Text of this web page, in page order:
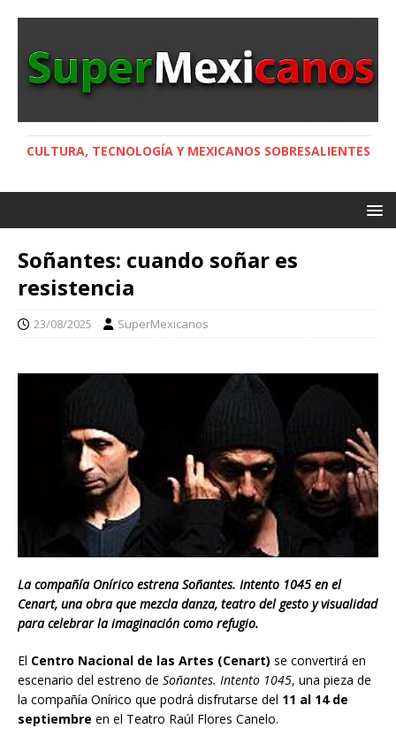
CULTURA, TECNOLOGÍA Y MEXICANOS SOBRESALIENTES
Soñantes: cuando soñar es
resistencia
23/08/2025 SuperMexicanos
La compañía Onírico estrena Soñantes. Intento 1045 en el
Cenart, una obra que mezcla danza, teatro del gesto y visualidad
para celebrar la imaginación como refugio.
El Centro Nacional de las Artes (Cenart) se convertirá en
escenario del estreno de Soñantes. Intento 1045, una pieza de
la compañía Onírico que podrá disfrutarse del 11 al 14 de
septiembre en el Teatro Raúl Flores Canelo.